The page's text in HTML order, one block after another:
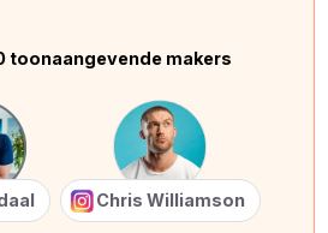
toonaangevende makers
Chris Williamson